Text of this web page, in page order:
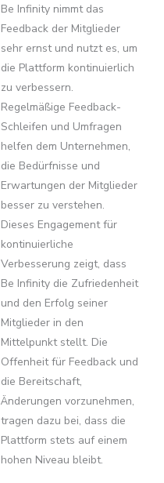
Be Infinity nimmt das
Feedback der Mitglieder
sehr ernst und nutzt es, um
die Plattform kontinuierlich
zu verbessern.
Regelmäßige Feedback-
Schleifen und Umfragen
helfen dem Unternehmen,
die Bedürfnisse und
Erwartungen der Mitglieder
besser zu verstehen.
Dieses Engagement für
kontinuierliche
Verbesserung zeigt, dass
Be Infinity die Zufriedenheit
und den Erfolg seiner
Mitglieder in den
Mittelpunkt stellt. Die
Offenheit für Feedback und
die Bereitschaft,
Änderungen vorzunehmen,
tragen dazu bei, dass die
Plattform stets auf einem
hohen Niveau bleibt.